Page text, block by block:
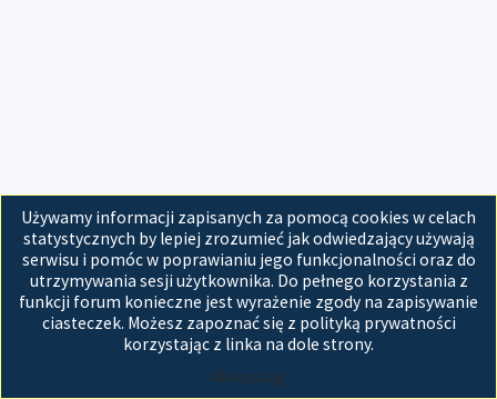
Używamy informacji zapisanych za pomocą cookies w celach
statystycznych by lepiej zrozumieć jak odwiedzający używają
serwisu i pomóc w poprawianiu jego funkcjonalności oraz do
utrzymywania sesji użytkownika. Do pełnego korzystania z
funkcji forum konieczne jest wyrażenie zgody na zapisywanie
ciasteczek. Możesz zapoznać się z polityką prywatności
korzystając z linka na dole strony.
Akceptuję